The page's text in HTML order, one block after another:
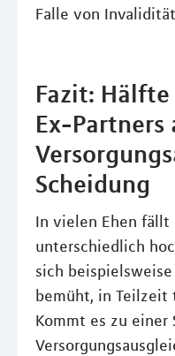
Falle von
Fazit:
Ex-Partners
Scheidung
In vielen Ehen fällt
unterschiedlich
sich
bemüht, in
Kommt es zu einer